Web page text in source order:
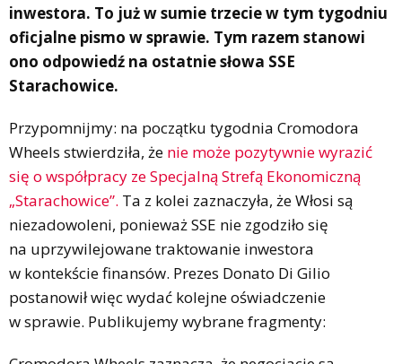
inwestora. To już w sumie trzecie w tym tygodniu
oficjalne pismo w sprawie. Tym razem stanowi
ono odpowiedź na ostatnie słowa SSE
Starachowice.
Przypomnijmy: na początku tygodnia Cromodora
Wheels stwierdziła, że nie może pozytywnie wyrazić
się o współpracy ze Specjalną Strefą Ekonomiczną
„Starachowice”. Ta z kolei zaznaczyła, że Włosi są
niezadowoleni, ponieważ SSE nie zgodziło się
na uprzywilejowane traktowanie inwestora
w kontekście finansów. Prezes Donato Di Gilio
postanowił więc wydać kolejne oświadczenie
w sprawie. Publikujemy wybrane fragmenty: